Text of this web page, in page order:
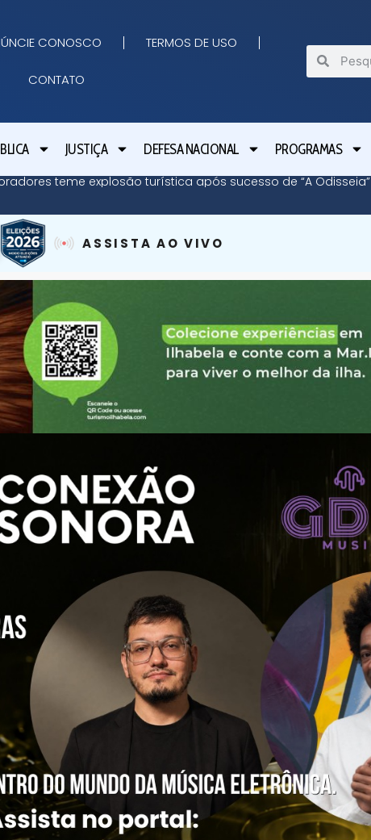
CONOSCO TERMOS DE USO
CONTATO
JUSTIÇA DEFESA NACIONAL PROGRAMAS
teme explosão turística após sucesso de “A Odisseia”
ASSISTA AO VIVO